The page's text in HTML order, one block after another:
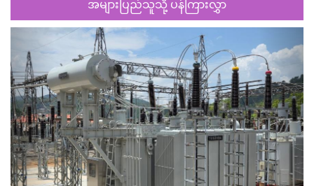
အများပြည်သူသို့ ပန်ကြားလွှာ
Previous